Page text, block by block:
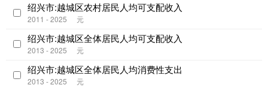
绍兴市:越城区农村居民人均可支配收入
2011 - 2025 元
绍兴市:越城区全体居民人均可支配收入
2013 - 2025 元
绍兴市:越城区全体居民人均消费性支出
2013 - 2025 元